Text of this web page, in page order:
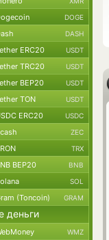
DOGE
DASH
ERC20 USDT
TRC20 USDT
BEP20 USDT
TON USDT
ERC20 USDC
ZEC
TRX
BEP20 BNB
SOL
(Toncoin) GRAM
деньги
WMZ